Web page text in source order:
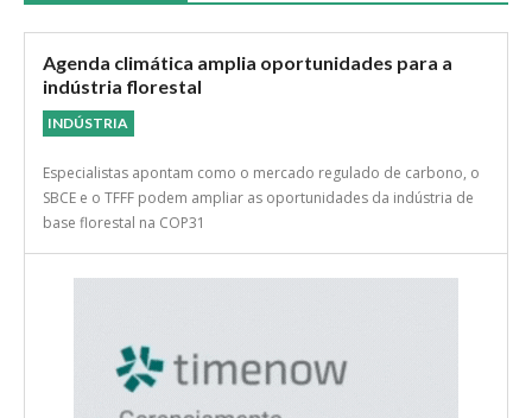
Agenda climática amplia oportunidades para a
indústria florestal
INDÚSTRIA
Especialistas apontam como o mercado regulado de carbono, o
SBCE e o TFFF podem ampliar as oportunidades da indústria de
base florestal na COP31